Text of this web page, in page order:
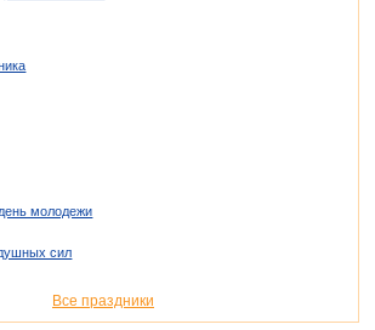
молодежи
сил
Все праздники